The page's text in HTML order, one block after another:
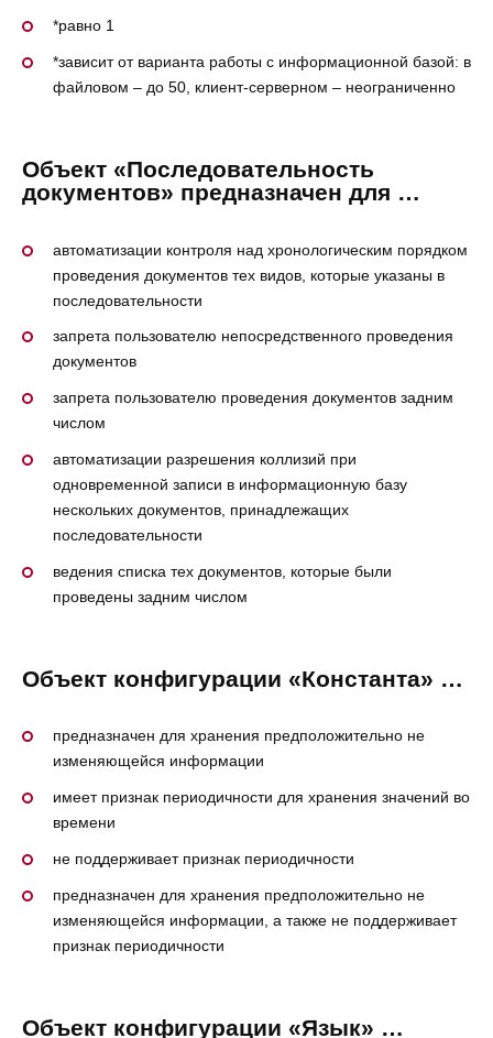
*равно 1
*зависит от варианта работы с информационной базой: в
файловом – до 50, клиент-серверном – неограниченно
Объект «Последовательность
документов» предназначен для …
автоматизации контроля над хронологическим порядком
проведения документов тех видов, которые указаны в
последовательности
запрета пользователю непосредственного проведения
документов
запрета пользователю проведения документов задним
числом
автоматизации разрешения коллизий при
одновременной записи в информационную базу
нескольких документов, принадлежащих
последовательности
ведения списка тех документов, которые были
проведены задним числом
Объект конфигурации «Константа» …
предназначен для хранения предположительно не
изменяющейся информации
имеет признак периодичности для хранения значений во
времени
не поддерживает признак периодичности
предназначен для хранения предположительно не
изменяющейся информации, а также не поддерживает
признак периодичности
Объект конфигурации «Язык» …